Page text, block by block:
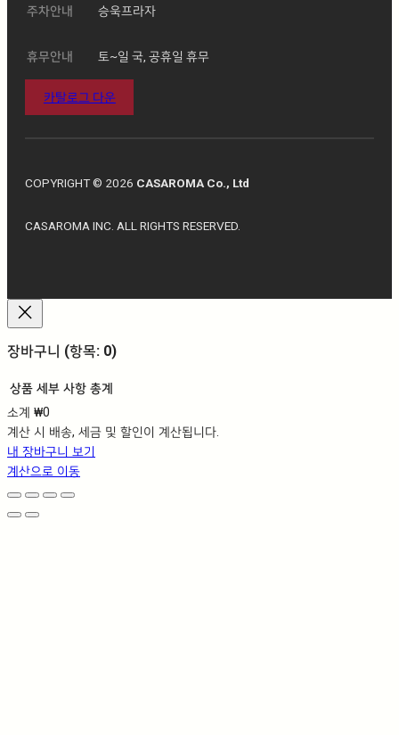
주차안내 승욱프라자
휴무안내 토~일 국, 공휴일 휴무
카탈로그 다운
COPYRIGHT © 2026 CASAROMA Co., Ltd
CASAROMA INC. ALL RIGHTS RESERVED.
장바구니 (항목: 0)
장
바
구
니
에
상품 세부 사항 총계
소계 ₩0
계산 시 배송, 세금 및 할인이 계산됩니다.
내 장바구니 보기
계산으로 이동